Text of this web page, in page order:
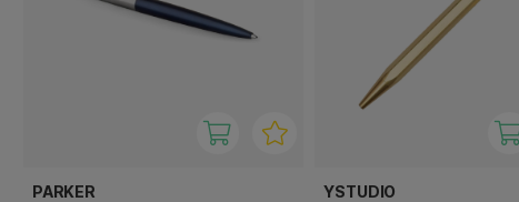
PARKER YSTUDIO